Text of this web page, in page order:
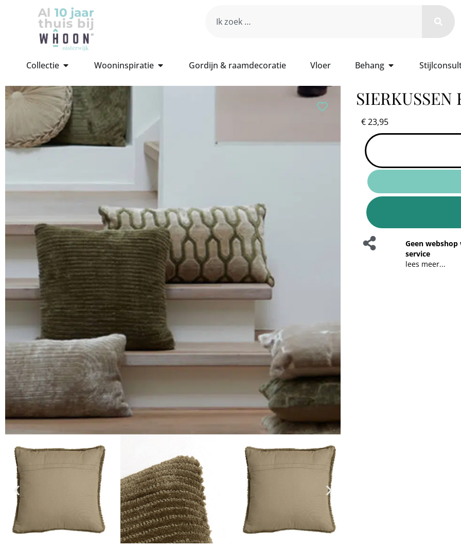
Collectie Wooninspiratie Gordijn & raamdecoratie Vloer Behang
SIERKUSSEN
€23,95
Geen webshop
service
lees meer...